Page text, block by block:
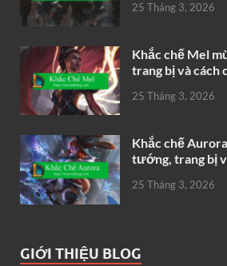
25 Tháng 3, 2026
Khắc chế Mel
trang bị và cách
25 Tháng 3, 2026
Khắc chế
tướng, trang bị
25 Tháng 3, 2026
GIỚI THIỆU BLOG